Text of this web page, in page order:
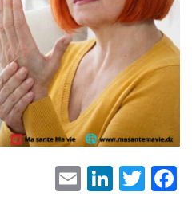
Facebook
Twitter
LinkedIn